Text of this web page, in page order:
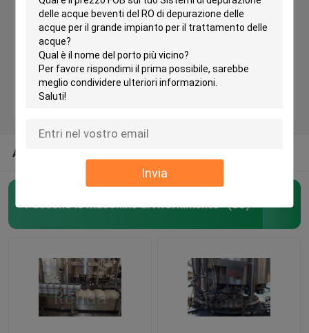
Invia
macchine di rifornimento dell'acqua
Juice Filling Machines
Macchine di rifornimento del barilotto
Macchine di rifornimento del vino
Macchina di salto della bottiglia
ALTRE CATEGORIE DAGLI STATI UNITI
Possono le macchine di rifornimento (33)